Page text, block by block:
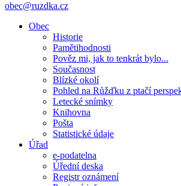
obec@ruzdka.cz
Obec
Historie
Pamětihodnosti
Pověz mi, jak to tenkrát bylo...
Současnost
Blízké okolí
Pohled na Růžďku z ptačí
Letecké snímky
Knihovna
Pošta
Statistické údaje
Úřad
e-podatelna
Úřední deska
Registr oznámení